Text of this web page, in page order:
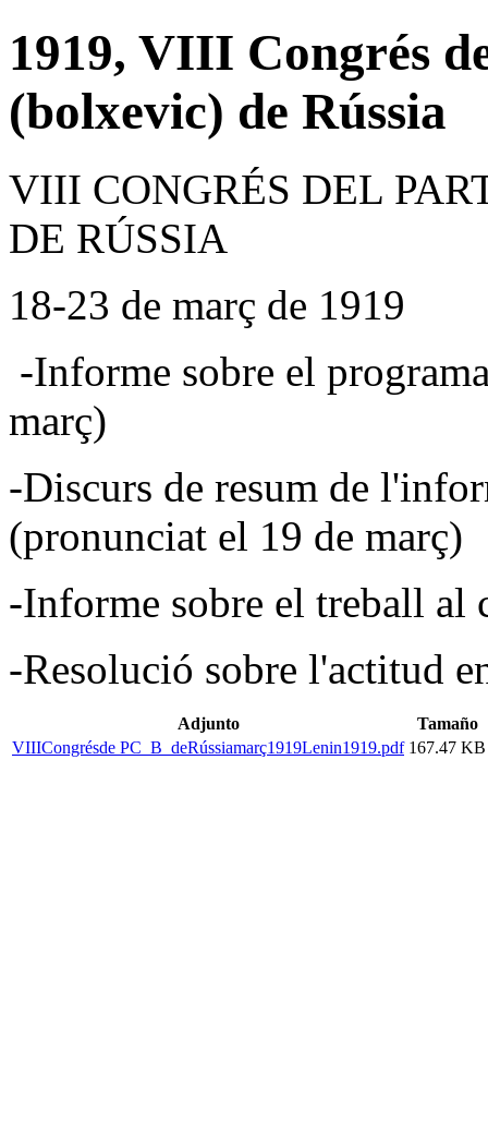
1919, VIII Congrés
(bolxevic) de Rússia
VIII CONGRÉS DEL
DE RÚSSIA
18-23 de març de 1919
-Informe sobre el
març)
-Discurs de resum de
(pronunciat el 19 de març)
-Informe sobre el treball al
-Resolució sobre l'actitud
Adjunto
Tamaño
VIIICongrésde PC_B_deRússiamarç1919Lenin1919.pdf 167.47 KB